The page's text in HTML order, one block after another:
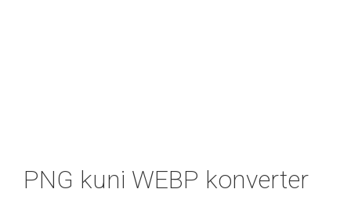
PNG kuni WEBP konverter